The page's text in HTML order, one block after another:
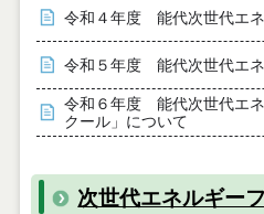
令和４年度 能代次世代エ
令和５年度 能代次世代エ
令和６年度 能代次世代エ
クール」について
次世代エネルギー